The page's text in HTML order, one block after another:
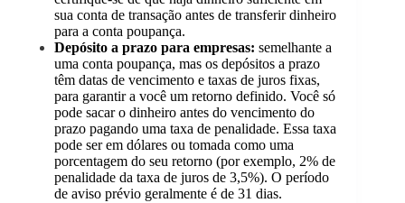
sua conta de transação antes de transferir dinheiro
para a conta poupança.
Depósito a prazo para empresas: semelhante a
uma conta poupança, mas os depósitos a prazo
têm datas de vencimento e taxas de juros fixas,
para garantir a você um retorno definido. Você só
pode sacar o dinheiro antes do vencimento do
prazo pagando uma taxa de penalidade. Essa taxa
pode ser em dólares ou tomada como uma
porcentagem do seu retorno (por exemplo, 2% de
penalidade da taxa de juros de 3,5%). O período
de aviso prévio geralmente é de 31 dias.